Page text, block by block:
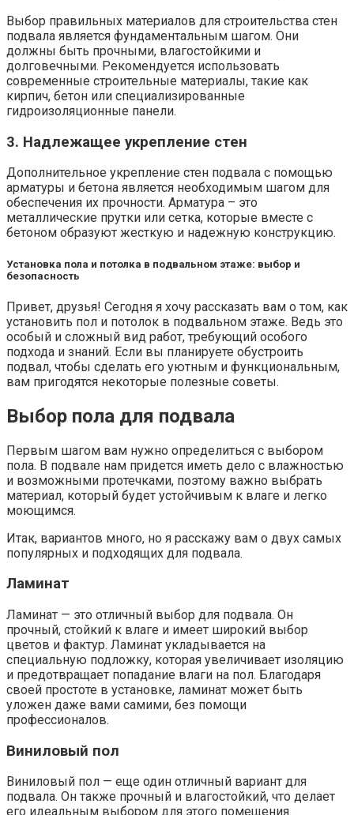
Выбор правильных материалов для строительства стен
подвала является фундаментальным шагом. Они
должны быть прочными, влагостойкими и
долговечными. Рекомендуется использовать
современные строительные материалы, такие как
кирпич, бетон или специализированные
гидроизоляционные панели.
3. Надлежащее укрепление стен
Дополнительное укрепление стен подвала с помощью
арматуры и бетона является необходимым шагом для
обеспечения их прочности. Арматура – это
металлические прутки или сетка, которые вместе с
бетоном образуют жесткую и надежную конструкцию.
Установка пола и потолка в подвальном этаже: выбор и
безопасность
Привет, друзья! Сегодня я хочу рассказать вам о том, как
установить пол и потолок в подвальном этаже. Ведь это
особый и сложный вид работ, требующий особого
подхода и знаний. Если вы планируете обустроить
подвал, чтобы сделать его уютным и функциональным,
вам пригодятся некоторые полезные советы.
Выбор пола для подвала
Первым шагом вам нужно определиться с выбором
пола. В подвале нам придется иметь дело с влажностью
и возможными протечками, поэтому важно выбрать
материал, который будет устойчивым к влаге и легко
моющимся.
Итак, вариантов много, но я расскажу вам о двух самых
популярных и подходящих для подвала.
Ламинат
Ламинат — это отличный выбор для подвала. Он
прочный, стойкий к влаге и имеет широкий выбор
цветов и фактур. Ламинат укладывается на
специальную подложку, которая увеличивает изоляцию
и предотвращает попадание влаги на пол. Благодаря
своей простоте в установке, ламинат может быть
уложен даже вами самими, без помощи
профессионалов.
Виниловый пол
Виниловый пол — еще один отличный вариант для
подвала. Он также прочный и влагостойкий, что делает
его идеальным выбором для этого помещения.